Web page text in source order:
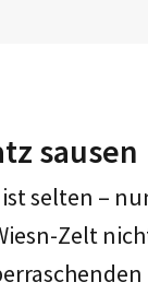
sausen
selten –
Zelt